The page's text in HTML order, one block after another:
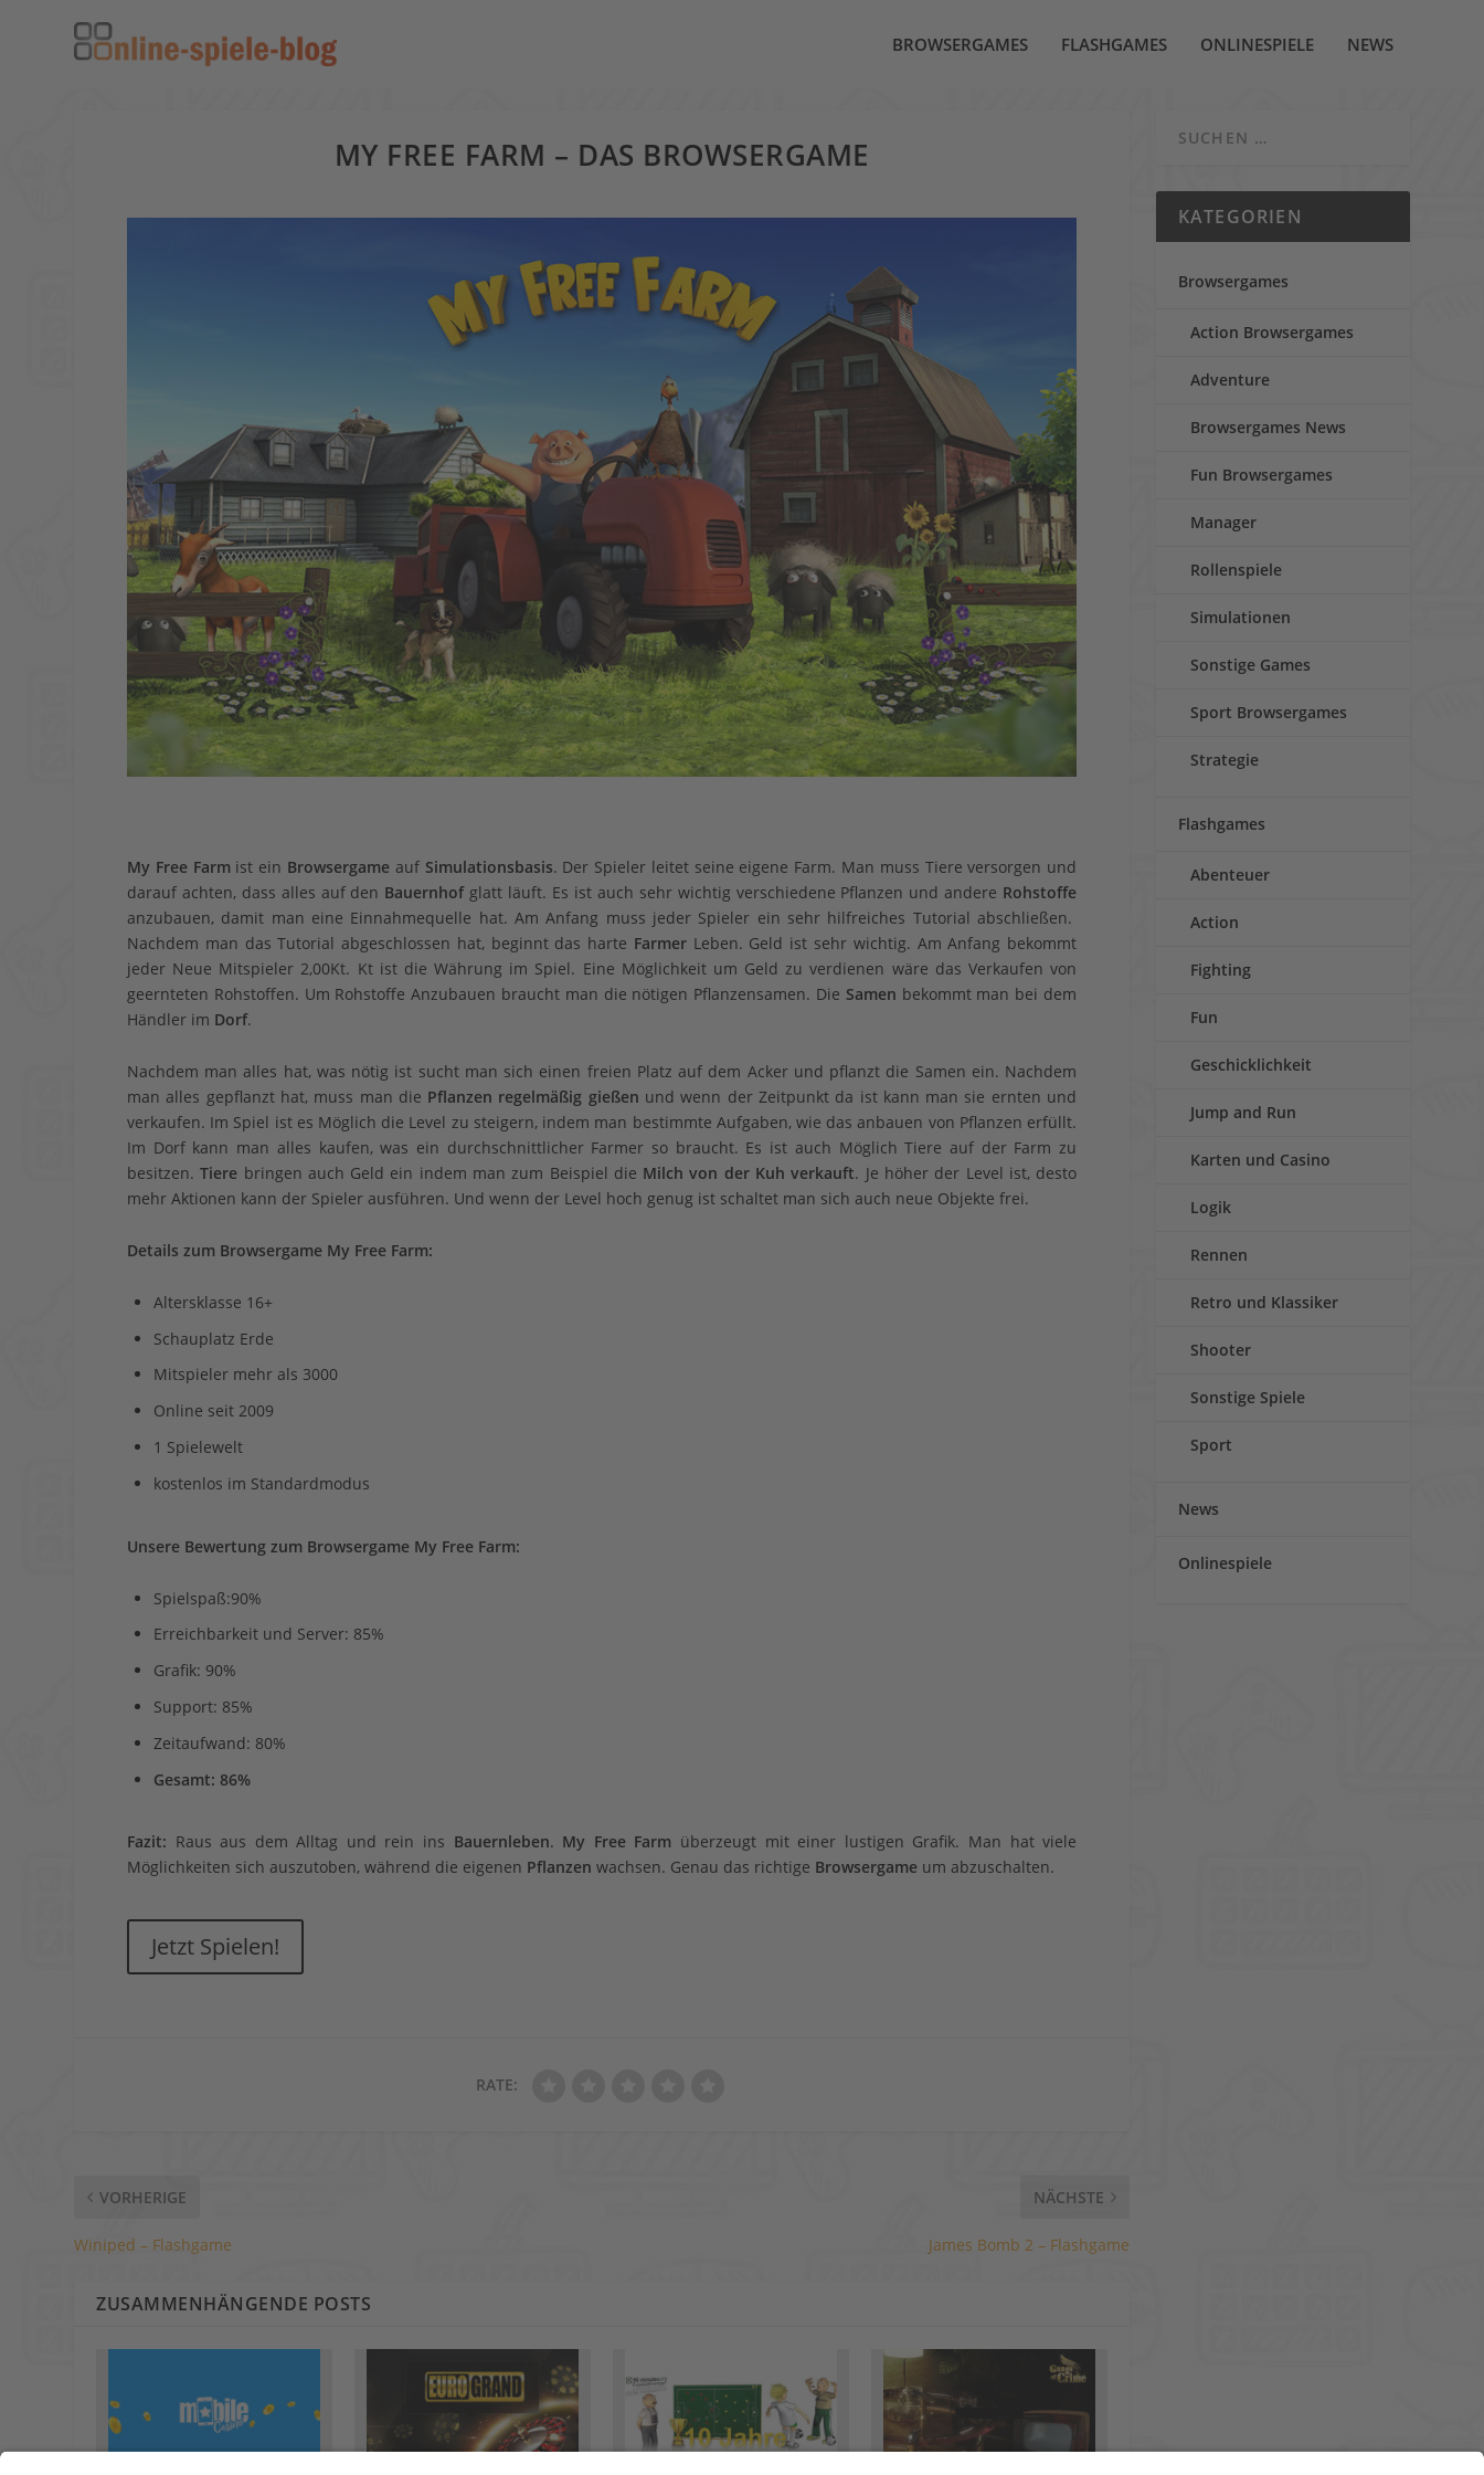
BROWSERGAMES FLASHGAMES ONLINESPIELE NEWS
MY FREE FARM – DAS BROWSERGAME
My Free Farm ist ein Browsergame auf Simulationsbasis. Der Spieler leitet seine eigene Farm. Man muss Tiere versorgen und
darauf achten, dass alles auf den Bauernhof glatt läuft. Es ist auch sehr wichtig verschiedene Pflanzen und andere Rohstoffe
anzubauen, damit man eine Einnahmequelle hat. Am Anfang muss jeder Spieler ein sehr hilfreiches Tutorial abschließen.
Nachdem man das Tutorial abgeschlossen hat, beginnt das harte Farmer Leben. Geld ist sehr wichtig. Am Anfang bekommt
jeder Neue Mitspieler 2,00Kt. Kt ist die Währung im Spiel. Eine Möglichkeit um Geld zu verdienen wäre das Verkaufen von
geernteten Rohstoffen. Um Rohstoffe Anzubauen braucht man die nötigen Pflanzensamen. Die Samen bekommt man bei dem
Händler im Dorf.
Nachdem man alles hat, was nötig ist sucht man sich einen freien Platz auf dem Acker und pflanzt die Samen ein. Nachdem
man alles gepflanzt hat, muss man die Pflanzen regelmäßig gießen und wenn der Zeitpunkt da ist kann man sie ernten und
verkaufen. Im Spiel ist es Möglich die Level zu steigern, indem man bestimmte Aufgaben, wie das anbauen von Pflanzen erfüllt.
Im Dorf kann man alles kaufen, was ein durchschnittlicher Farmer so braucht. Es ist auch Möglich Tiere auf der Farm zu
besitzen.Tiere bringen auch Geld ein indem man zum Beispiel die Milch von der Kuh verkauft. Je höher der Level ist, desto
mehr Aktionen kann der Spieler ausführen. Und wenn der Level hoch genug ist schaltet man sich auch neue Objekte frei.
Details zum Browsergame My Free Farm:
Altersklasse 16+
Schauplatz Erde
Mitspieler mehr als 3000
Online seit 2009
1 Spielewelt
kostenlos im Standardmodus
Unsere Bewertung zum Browsergame My Free Farm:
Spielspaß:90%
Erreichbarkeit und Server: 85%
Grafik: 90%
Support: 85%
Zeitaufwand: 80%
Gesamt: 86%
Fazit: Raus aus dem Alltag und rein ins Bauernleben. My Free Farm überzeugt mit einer lustigen Grafik. Man hat viele
Möglichkeiten sich auszutoben, während die eigenen Pflanzen wachsen. Genau das richtige Browsergame um abzuschalten.
Jetzt Spielen!
RATE:
VORHERIGE
Winiped – Flashgame
NÄCHSTE
James Bomb 2 – Flashgame
ZUSAMMENHÄNGENDE POSTS
KATEGORIEN
Browsergames
Action Browsergames
Adventure
Browsergames News
Fun Browsergames
Manager
Rollenspiele
Simulationen
Sonstige Games
Sport Browsergames
Strategie
Flashgames
Abenteuer
Action
Fighting
Fun
Geschicklichkeit
Jump and Run
Karten und Casino
Logik
Rennen
Retro und Klassiker
Shooter
Sonstige Spiele
Sport
News
Onlinespiele